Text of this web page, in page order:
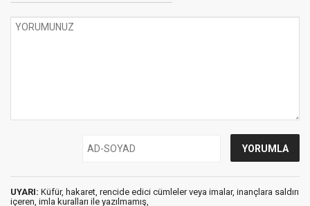
UYARI: Küfür, hakaret, rencide edici cümleler veya imalar, inançlara saldırı
içeren, imla kuralları ile yazılmamış,